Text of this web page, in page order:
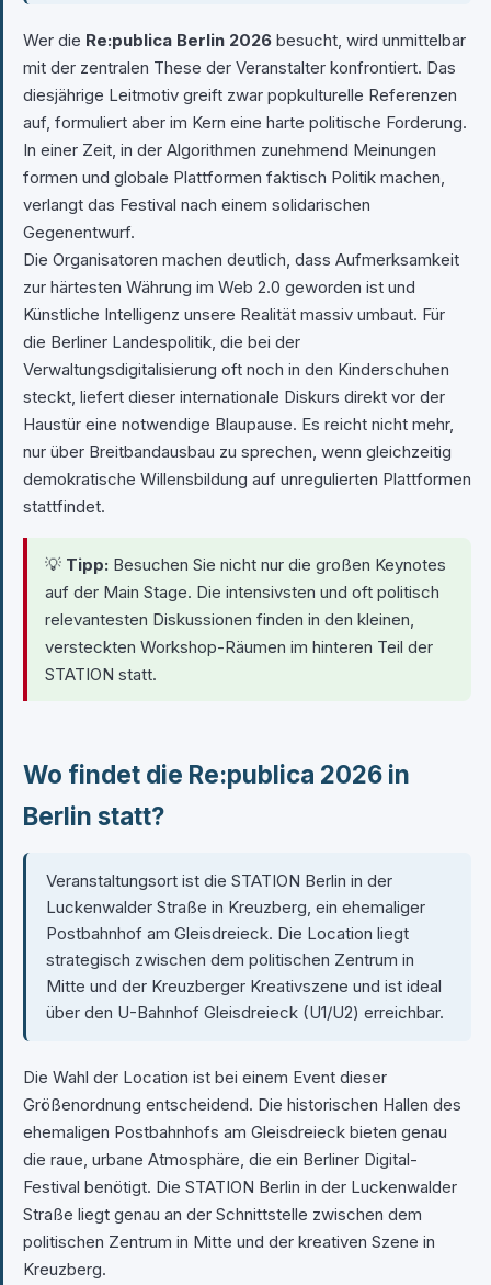
Wer die Re:publica Berlin 2026 besucht, wird unmittelbar
mit der zentralen These der Veranstalter konfrontiert. Das
diesjährige Leitmotiv greift zwar popkulturelle Referenzen
auf, formuliert aber im Kern eine harte politische Forderung.
In einer Zeit, in der Algorithmen zunehmend Meinungen
formen und globale Plattformen faktisch Politik machen,
verlangt das Festival nach einem solidarischen
Gegenentwurf.
Die Organisatoren machen deutlich, dass Aufmerksamkeit
zur härtesten Währung im Web 2.0 geworden ist und
Künstliche Intelligenz unsere Realität massiv umbaut. Für
die Berliner Landespolitik, die bei der
Verwaltungsdigitalisierung oft noch in den Kinderschuhen
steckt, liefert dieser internationale Diskurs direkt vor der
Haustür eine notwendige Blaupause. Es reicht nicht mehr,
nur über Breitbandausbau zu sprechen, wenn gleichzeitig
demokratische Willensbildung auf unregulierten Plattformen
stattfindet.
💡 Tipp: Besuchen Sie nicht nur die großen Keynotes
auf der Main Stage. Die intensivsten und oft politisch
relevantesten Diskussionen finden in den kleinen,
versteckten Workshop-Räumen im hinteren Teil der
STATION statt.
Wo findet die Re:publica 2026 in
Berlin statt?
Veranstaltungsort ist die STATION Berlin in der
Luckenwalder Straße in Kreuzberg, ein ehemaliger
Postbahnhof am Gleisdreieck. Die Location liegt
strategisch zwischen dem politischen Zentrum in
Mitte und der Kreuzberger Kreativszene und ist ideal
über den U-Bahnhof Gleisdreieck (U1/U2) erreichbar.
Die Wahl der Location ist bei einem Event dieser
Größenordnung entscheidend. Die historischen Hallen des
ehemaligen Postbahnhofs am Gleisdreieck bieten genau
die raue, urbane Atmosphäre, die ein Berliner Digital-
Festival benötigt. Die STATION Berlin in der Luckenwalder
Straße liegt genau an der Schnittstelle zwischen dem
politischen Zentrum in Mitte und der kreativen Szene in
Kreuzberg.